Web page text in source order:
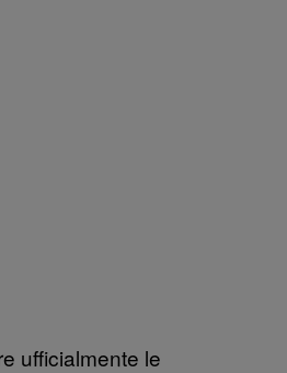
ufficialmente le